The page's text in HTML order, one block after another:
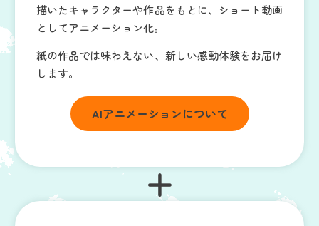
描いたキャラクターや作品をもとに、ショート動画
としてアニメーション化。
紙の作品では味わえない、新しい感動体験をお届け
します。
AIアニメーションについて
＋